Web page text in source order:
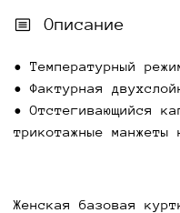
Описание
• Температурный
• Фактурная
• Отстегивающийся
трикотажные манжеты
Женская базовая